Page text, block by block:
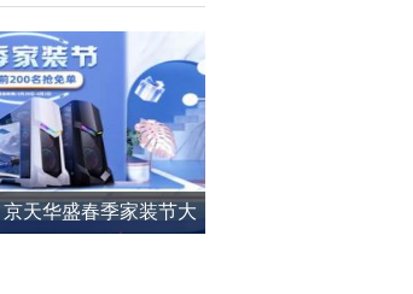
天华盛春季家装节大